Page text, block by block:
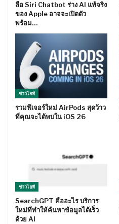
ลือ Siri Chatbot ร่าง AI แท้จริง
ของ Apple อาจจะเปิดตัว
พร้อม…
ข่าวไอที
รวมฟีเจอร์ใหม่ AirPods สุดว้าว
ที่คุณจะได้พบใน iOS 26
ข่าวไอที
SearchGPT คืออะไร บริการ
ใหม่ทีทำให้ค้นหาข้อมูลได้เร็ว
ด้วย AI